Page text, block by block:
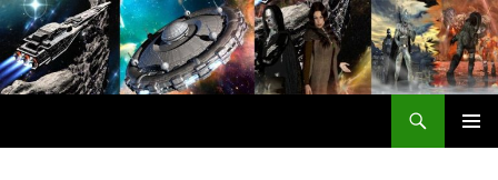
Zum
Inhalt
springen